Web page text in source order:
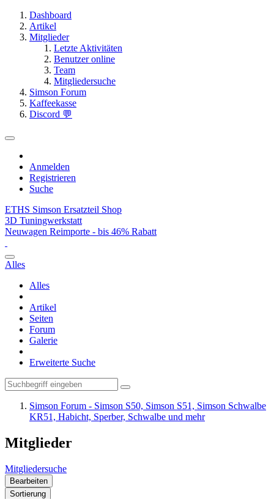
Dashboard
Artikel
Mitglieder
Letzte Aktivitäten
Benutzer online
Team
Mitgliedersuche
Simson Forum
Kaffeekasse
Discord 💬
Anmelden
Registrieren
Suche
ETHS Simson Ersatzteil Shop
3D Tuningwerkstatt
Neuwagen Reimporte - bis 46% Rabatt
Alles
Alles
Artikel
Seiten
Forum
Galerie
Erweiterte Suche
Simson Forum - Simson S50, Simson S51, Simson Schwalbe
KR51, Habicht, Sperber, Schwalbe und mehr
Mitglieder
Mitgliedersuche
Bearbeiten
Sortierung